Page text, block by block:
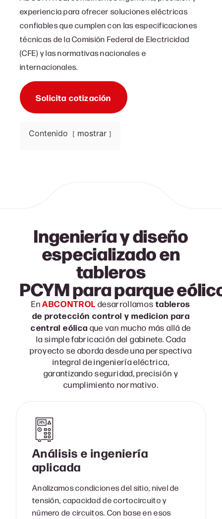
experiencia para ofrecer soluciones eléctricas
confiables que cumplen con las especificaciones
técnicas de la Comisión Federal de Electricidad
(CFE) y las normativas nacionales e
internacionales.
Solicita cotización
Contenido mostrar
Ingeniería y diseño
especializado en
tableros
PCYM para parque
EnABCONTROL desarrollamos tableros
de protección control y medicion para
central eólica que van mucho más allá de
la simple fabricación del gabinete. Cada
proyecto se aborda desde una perspectiva
integral de ingeniería eléctrica,
garantizando seguridad, precisión y
cumplimiento normativo.
Análisis e ingeniería
aplicada
Analizamos condiciones del sitio, nivel de
tensión, capacidad de cortocircuito y
número de circuitos. Con base en esos